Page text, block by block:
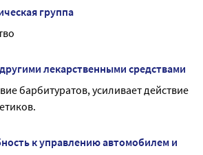
к врачу.
или вы заметили любые другие
группа
лекарственными средствами
барбитуратов, усиливает действие
к управлению автомобилем и